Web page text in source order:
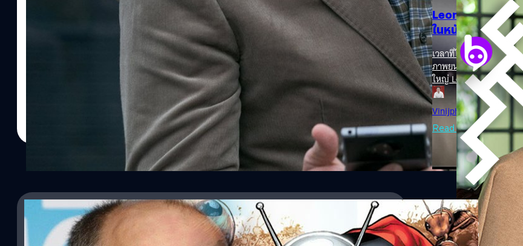
Leonardo
ในหนังอุกกาบาต
เวลาที่ได้เห็นนักแสดงมา
ภาพยนตร์ฮอลลีวูด โคจร
ใหญ่ Leonardo
ในหนังดาราศาสตร์เรื่อ
เจ้าของออสการ์เช่นกันอ
(DiCaprio เคยร่วมแสด
ฝีมืออย่าง Jennifer
โด่งดังมาจากแฟรนไช
ออสการ์เลยก็เป็นได้
ก่อน ก่อนจะเปลี่ยนแนวม
เขาคว้ารางวัลออสการ์
Vinijphat Kanyapong |
Read More
09/06/2014
จะเปลี่ยนอีกไหม? บทสรุปผู้กำกับ Ant-man!